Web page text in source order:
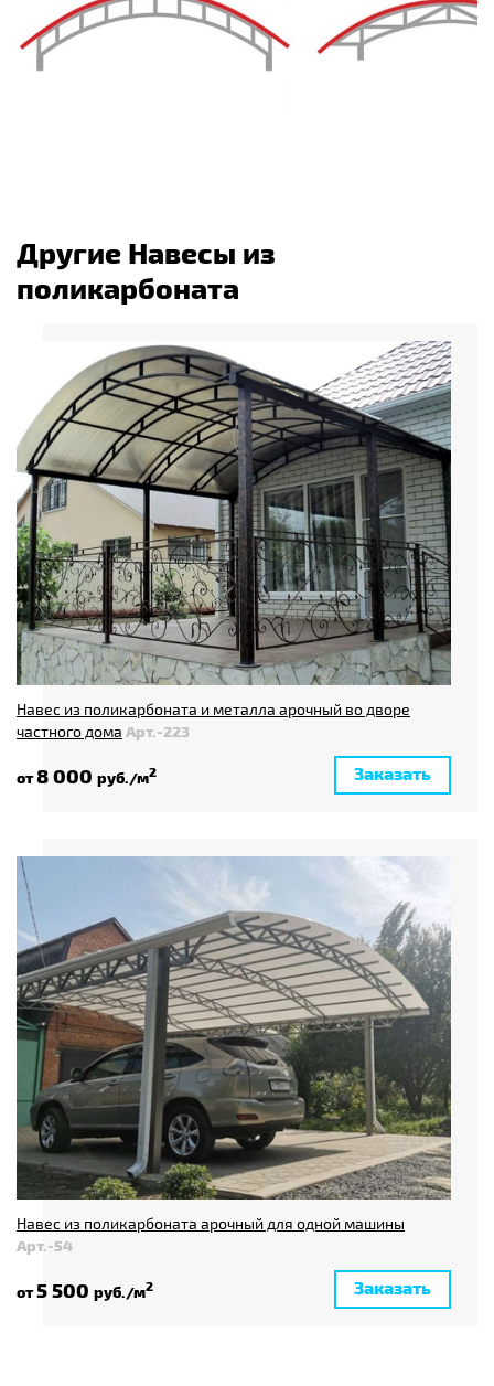
Другие Навесы из
поликарбоната
Навес из поликарбоната и металла арочный во дворе
частного дома Арт.-223
от8 000 руб./м2 Заказать
Навес из поликарбоната арочный для одной машины
Арт.-54
от5 500 руб./м2 Заказать